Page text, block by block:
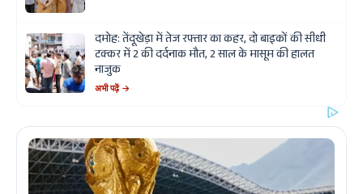
दमोह: तेंदूखेड़ा में तेज रफ्तार का कहर, दो बाइकों की सीधी
टक्कर में 2 की दर्दनाक मौत, 2 साल के मासूम की हालत
नाजुक
अभी पढ़ें →